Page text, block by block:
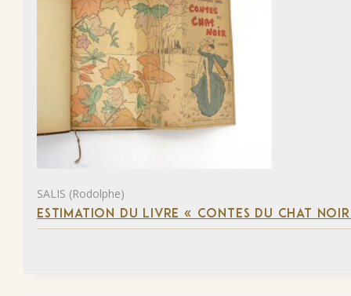
SALIS (Rodolphe)
ESTIMATION DU LIVRE « CONTES DU CHAT